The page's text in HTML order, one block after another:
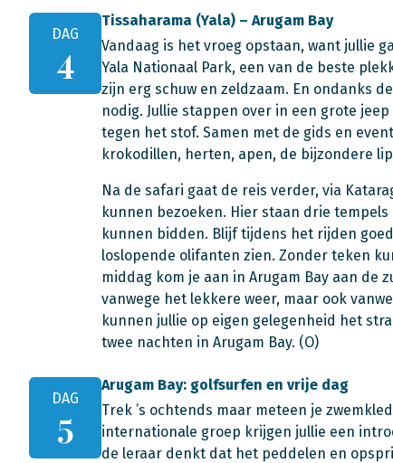
DAG
4
Tissaharama (Yala) – Arugam Bay
Vandaag is het vroeg opstaan, want jullie
Yala Nationaal Park, een van de beste
zijn erg schuw en zeldzaam. En ondanks
nodig. Jullie stappen over in een grote
tegen het stof. Samen met de gids en
krokodillen, herten, apen, de bijzondere
Na de safari gaat de reis verder, via
kunnen bezoeken. Hier staan drie
kunnen bidden. Blijf tijdens het rijden
loslopende olifanten zien. Zonder teken
middag kom je aan in Arugam Bay aan de
vanwege het lekkere weer, maar ook
kunnen jullie op eigen gelegenheid het
twee nachten in Arugam Bay. (O)
DAG
5
Arugam Bay: golfsurfen en vrije dag
Trek ’s ochtends maar meteen je
internationale groep krijgen jullie een
de leraar denkt dat het peddelen en